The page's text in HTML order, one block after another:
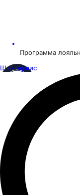
Программа
Шинсервис